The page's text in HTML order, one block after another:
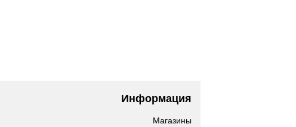
Информация
Магазины